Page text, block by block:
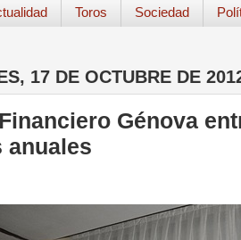
Toros Sociedad
17 DE OCTUBRE DE
Génova
anuales